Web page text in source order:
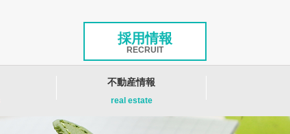
採用情報
RECRUIT
不動産情報
real estate